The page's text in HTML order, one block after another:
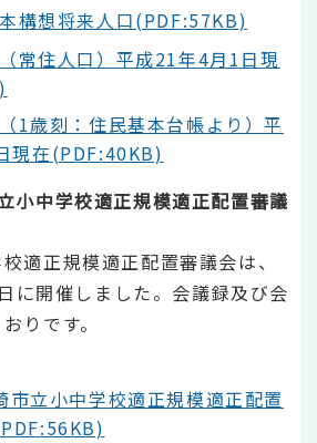
構想将来人口(PDF:57KB)
常住人口）平成21年4月1日現
1歳刻：住民基本台帳より）平
現在(PDF:40KB)
小中学校適正規模適正配置審議
適正規模適正配置審議会は、
に開催しました。会議録及び会
りです。
市立小中学校適正規模適正配置